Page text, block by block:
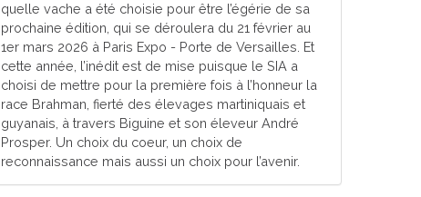
quelle vache a été choisie pour être l’égérie de sa
prochaine édition, qui se déroulera du 21 février au
1er mars 2026 à Paris Expo - Porte de Versailles. Et
cette année, l’inédit est de mise puisque le SIA a
choisi de mettre pour la première fois à l’honneur la
race Brahman, fierté des élevages martiniquais et
guyanais, à travers Biguine et son éleveur André
Prosper. Un choix du coeur, un choix de
reconnaissance mais aussi un choix pour l’avenir.